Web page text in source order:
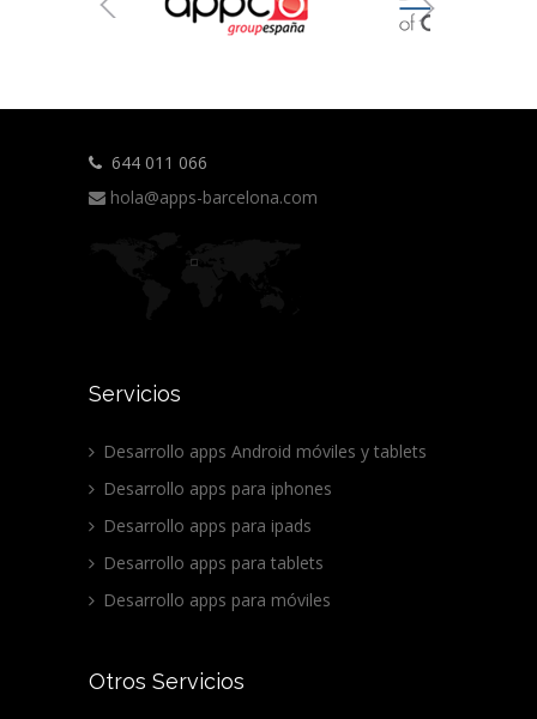
644 011 066
hola@apps-barcelona.com
Servicios
Desarrollo apps Android móviles y tablets
Desarrollo apps para iphones
Desarrollo apps para ipads
Desarrollo apps para tablets
Desarrollo apps para móviles
Otros Servicios